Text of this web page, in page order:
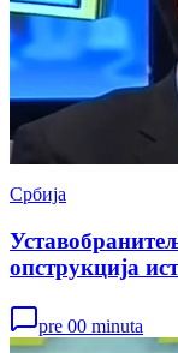
Србија
опструкција
pre 00 minuta